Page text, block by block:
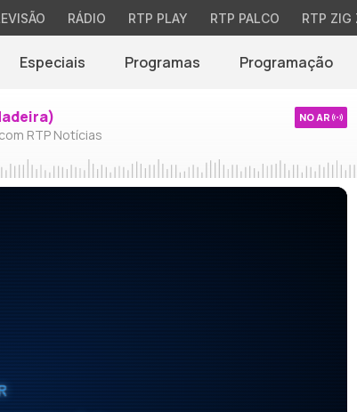
RÁDIO RTP PLAY RTP PALCO RTP ZIG
Especiais Programas Programação
RTP Notícias
NO AR